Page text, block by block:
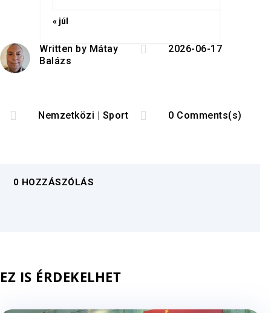
« júl
Written by Mátay
Balázs
 2026-06-17
 Nemzetközi | Sport  0 Comments(s)
0 HOZZÁSZÓLÁS
EZ IS ÉRDEKELHET